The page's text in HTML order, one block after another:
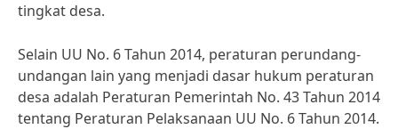
tingkat desa.
Selain UU No. 6 Tahun 2014, peraturan perundang-
undangan lain yang menjadi dasar hukum peraturan
desa adalah Peraturan Pemerintah No. 43 Tahun 2014
tentang Peraturan Pelaksanaan UU No. 6 Tahun 2014.